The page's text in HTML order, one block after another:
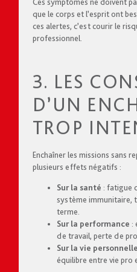
Ces symptômes ne doivent
que le corps et l’esprit ont
ces alertes, c’est courir le
professionnel.
3. LES
D’UN
TROP
Enchaîner les missions sans
plusieurs effets négatifs :
Sur la santé : fatigue
système immunitaire,
terme.
Sur la performance :
de travail, perte de
Sur la vie personnelle
équilibre entre vie pro